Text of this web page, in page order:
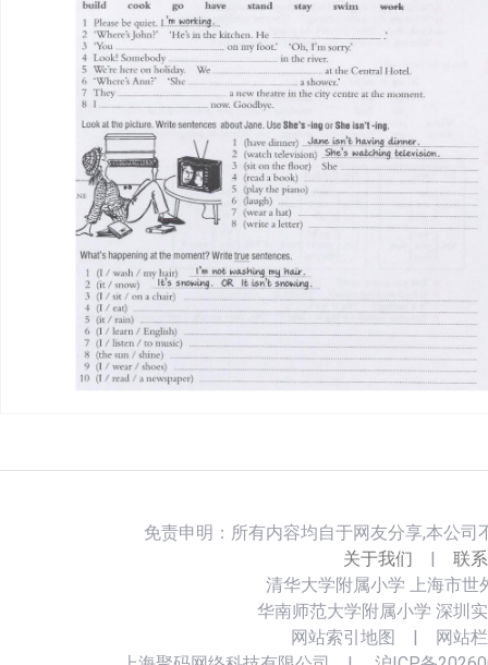
免责申明：所有内容均自于网友分享,本公
关于我们
联
清华大学附属小学 上海市世
华南师范大学附属小学 深圳
网站索引地图
网站